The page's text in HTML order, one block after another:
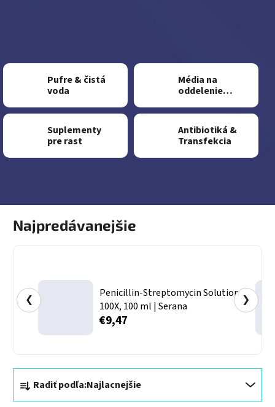
Pufre & čistá
voda
Média na
oddelenie
Suplementy
pre rast
Antibiotiká &
Transfekcia
Najpredávanejšie
Penicillin-Streptomycin Solution
100X, 100 ml | Serana
€9,47
❮ ❯
Radiť podľa:Najlacnejšie